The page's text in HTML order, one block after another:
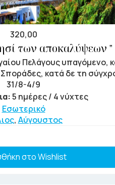
320,00
των αποκαλύψεων "
Πελάγους υπαγόμενο,
κατά δε τη
31/8-4/9
5 ημέρες / 4 νύχτες
Εσωτερικό
, Αύγουστος
στο Wishlist